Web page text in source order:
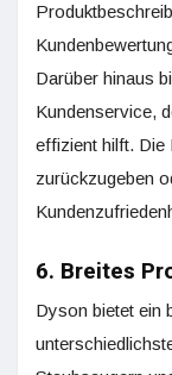
Darüber hinaus
Kundenservice,
effizient hilft. Die
zurückzugeben
6. Breites
Dyson bietet ein